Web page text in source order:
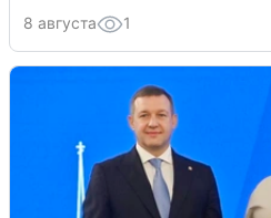
8 августа 1